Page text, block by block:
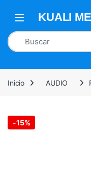
Inicio AUDIO
-15%